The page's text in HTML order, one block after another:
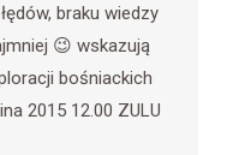
braku wiedzy
😉 wskazują
bośniackich
2015 12.00 ZULU